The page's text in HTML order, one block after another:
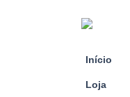
Início
Loja